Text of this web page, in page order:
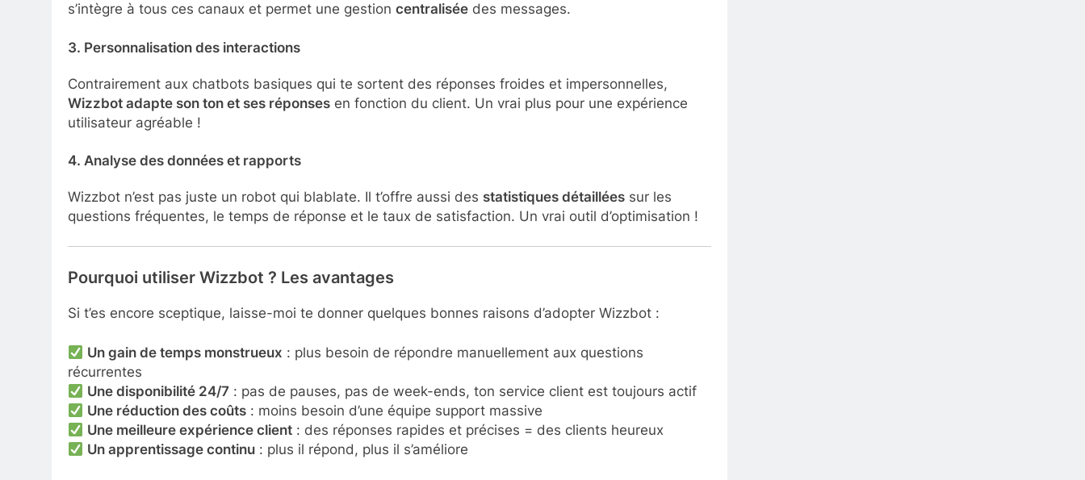
s’intègre à tous ces canaux et permet une gestion centralisée des messages.
3. Personnalisation des interactions
Contrairement aux chatbots basiques qui te sortent des réponses froides et impersonnelles,
Wizzbot adapte son ton et ses réponses en fonction du client. Un vrai plus pour une expérience
utilisateur agréable !
4. Analyse des données et rapports
Wizzbot n’est pas juste un robot qui blablate. Il t’offre aussi des statistiques détaillées sur les
questions fréquentes, le temps de réponse et le taux de satisfaction. Un vrai outil d’optimisation !
Pourquoi utiliser Wizzbot ? Les avantages
Si t’es encore sceptique, laisse-moi te donner quelques bonnes raisons d’adopter Wizzbot :
Un gain de temps monstrueux : plus besoin de répondre manuellement aux questions
récurrentes
Une disponibilité 24/7 : pas de pauses, pas de week-ends, ton service client est toujours actif
Une réduction des coûts : moins besoin d’une équipe support massive
Une meilleure expérience client : des réponses rapides et précises = des clients heureux
Un apprentissage continu : plus il répond, plus il s’améliore